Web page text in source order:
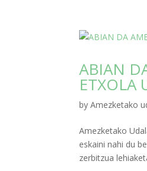
ABIAN
ETXOLA
byAmezketako
Amezketako
eskaini nahi du
zerbitzua